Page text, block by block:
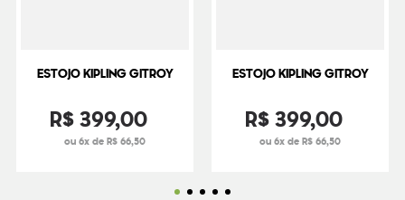
ESTOJO KIPLING GITROY
R$399,00
ou 6x de R$ 66,50
ESTOJO KIPLING GITROY
R$399,00
ou 6x de R$ 66,50